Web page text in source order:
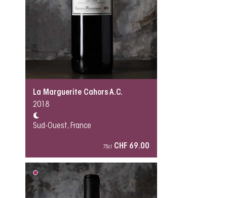
La Marguerite Cahors A.C.
2018
Sud-Ouest, France
75cl CHF 69.00